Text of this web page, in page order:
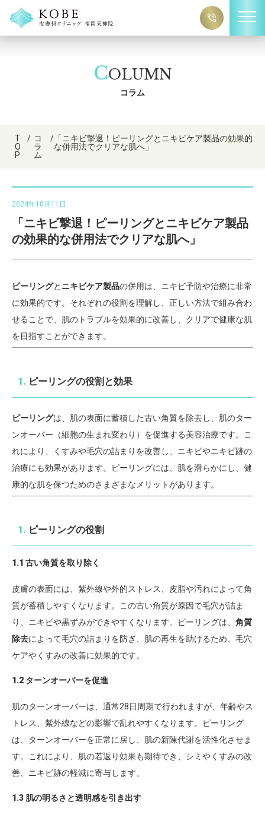
COLUMN
コラム
T
O
P
/ コ
ラ
ム
/「ニキビ撃退！ピーリングとニキビケア製品の効果的
な併用法でクリアな肌へ」
2024年10月11日
「ニキビ撃退！ピーリングとニキビケア製品
の効果的な併用法でクリアな肌へ」
ピーリングと ニキビケア製品の併用は、ニキビ予防や治療に非常
に効果的です。それぞれの役割を理解し、正しい方法で組み合わ
せることで、肌のトラブルを効果的に改善し、クリアで健康な肌
を目指すことができます。
1. ピーリングの役割と効果
ピーリングは、肌の表面に蓄積した古い角質を除去し、肌のター
ンオーバー（細胞の生まれ変わり）を促進する美容治療です。こ
れにより、くすみや毛穴の詰まりを改善し、ニキビやニキビ跡の
治療にも効果があります。ピーリングには、肌を滑らかにし、健
康的な肌を保つためのさまざまなメリットがあります。
1. ピーリングの役割
1.1 古い角質を取り除く
皮膚の表面には、紫外線や外的ストレス、皮脂や汚れによって角
質が蓄積しやすくなります。この古い角質が原因で毛穴が詰ま
り、ニキビや黒ずみができやすくなります。ピーリングは、 角質
除去によって毛穴の詰まりを防ぎ、肌の再生を助けるため、毛穴
ケアやくすみの改善に効果的です。
1.2 ターンオーバーを促進
肌のターンオーバーは、通常28日周期で行われますが、年齢やス
トレス、紫外線などの影響で乱れやすくなります。ピーリング
は、ターンオーバーを正常に戻し、肌の新陳代謝を活性化させま
す。これにより、肌の若返り効果も期待でき、シミやくすみの改
善、ニキビ跡の軽減に寄与します。
1.3 肌の明るさと透明感を引き出す